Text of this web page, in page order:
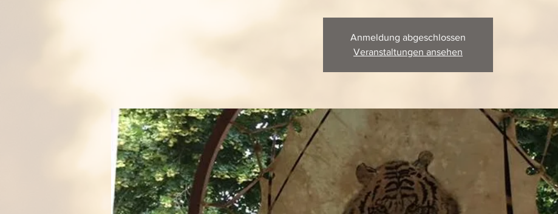
Anmeldung abgeschlossen
Veranstaltungen ansehen